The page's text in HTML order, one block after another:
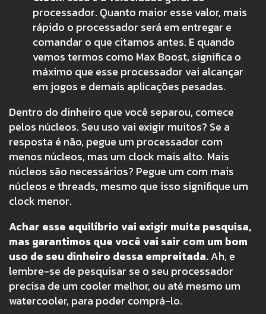
processador. Quanto maior esse valor, mais
rápido o processador será em entregar e
comandar o que citamos antes. E quando
vemos termos como Max Boost, significa o
máximo que esse processador vai alcançar
em jogos e demais aplicações pesadas.
Dentro do dinheiro que você separou, comece
pelos núcleos. Seu uso vai exigir muitos? Se a
resposta é não, pegue um processador com
menos núcleos, mas um clock mais alto. Mais
núcleos são necessários? Pegue um com mais
núcleos e threads, mesmo que isso signifique um
clock menor.
Achar esse equilíbrio vai exigir muita pesquisa,
mas garantimos que você vai sair com um bom
uso de seu dinheiro dessa empreitada.Ah, e
lembre-se de pesquisar se o seu processador
precisa de um cooler melhor, ou até mesmo um
watercooler, para poder comprá-lo.